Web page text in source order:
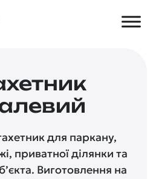
для паркану,
приватної ділянки та
Виготовлення на